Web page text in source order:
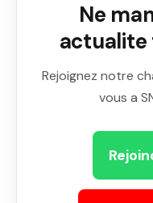
Ne
Rejoignez notre
vous a